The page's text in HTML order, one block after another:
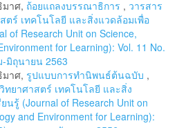
มาศ, ถ้อยแถลงบรรณาธิการ , วารสาร
ตร์ เทคโนโลยี และสิ่งแวดล้อมเพื่อ
of Research Unit on Science,
for Learning): Vol. 11 No.
มิถุนายน 2563
มาศ, รูปแบบการทำนิพนธ์ต้นฉบับ ,
ทยาศาสตร์ เทคโนโลยี และสิ่ง
นรู้ (Journal of Research Unit on
and Environment for Learning):